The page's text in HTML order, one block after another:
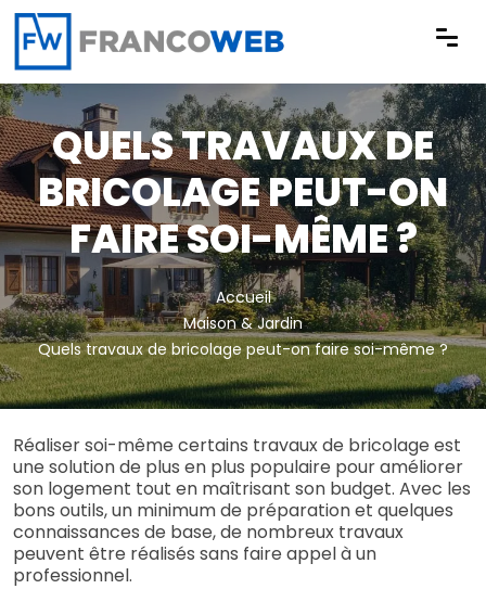
Panneau de gestion des cookies
QUELS TRAVAUX DE
BRICOLAGE PEUT-ON
FAIRE SOI-MÊME ?
Accueil
Maison & Jardin
Quels travaux de bricolage peut-on faire soi-même ?
Réaliser soi-même certains travaux de bricolage est
une solution de plus en plus populaire pour améliorer
son logement tout en maîtrisant son budget. Avec les
bons outils, un minimum de préparation et quelques
connaissances de base, de nombreux travaux
peuvent être réalisés sans faire appel à un
professionnel.